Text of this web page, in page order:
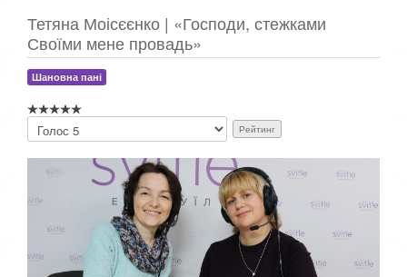
Тетяна Моісєєнко | «Господи, стежками
Своїми мене провадь»
Шановна пані
у
д
а
а